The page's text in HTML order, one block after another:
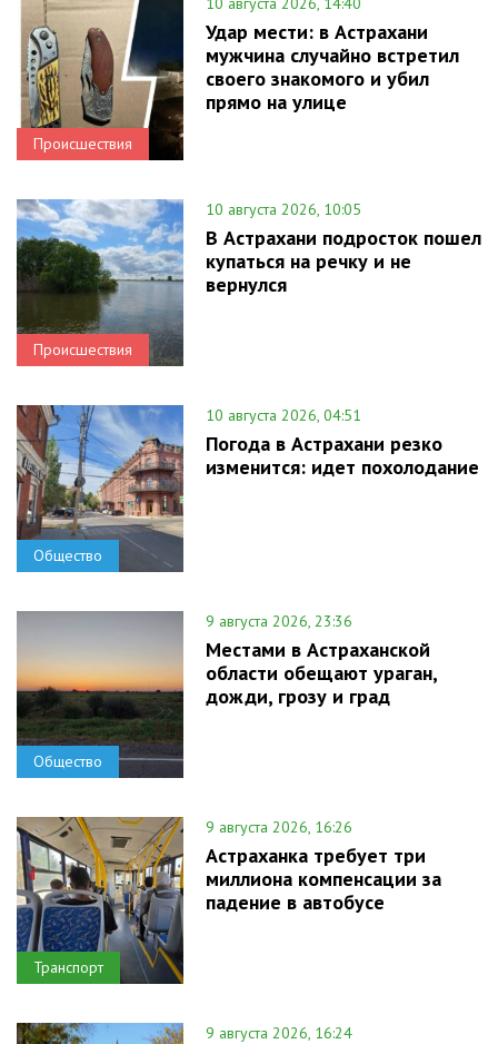
Происшествия
Удар мести: в Астрахани
мужчина случайно встретил
своего знакомого и убил
прямо на улице
Происшествия
10 августа 2026, 10:05
В Астрахани подросток пошел
купаться на речку и не
вернулся
Общество
10 августа 2026, 04:51
Погода в Астрахани резко
изменится: идет похолодание
Общество
9 августа 2026, 23:36
Местами в Астраханской
области обещают ураган,
дожди, грозу и град
Транспорт
9 августа 2026, 16:26
Астраханка требует три
миллиона компенсации за
падение в автобусе
9 августа 2026, 16:24